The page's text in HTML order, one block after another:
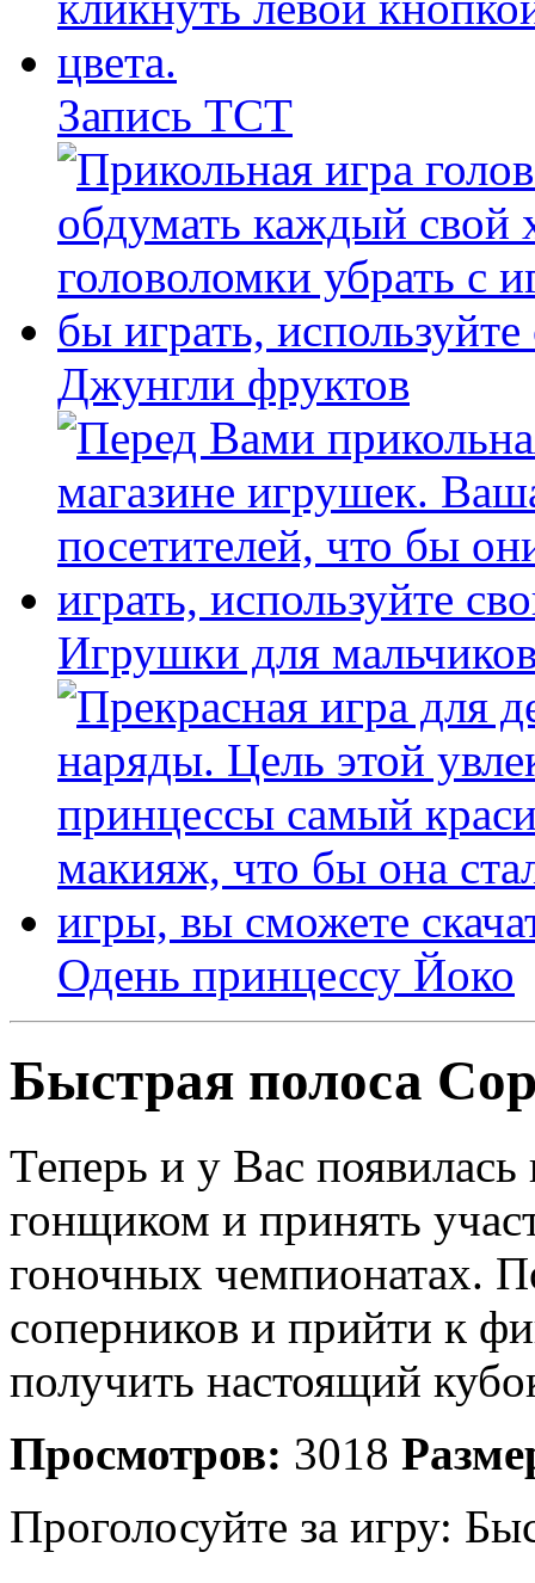
Запись ТСТ
Джунгли фруктов
Игрушки для
Одень принцессу Йоко
Быстрая полоса
Теперь и у Вас
гонщиком и принять
гоночных чемпионатах.
соперников и прийти к
получить настоящий
Просмотров: 3018
Проголосуйте за игру: